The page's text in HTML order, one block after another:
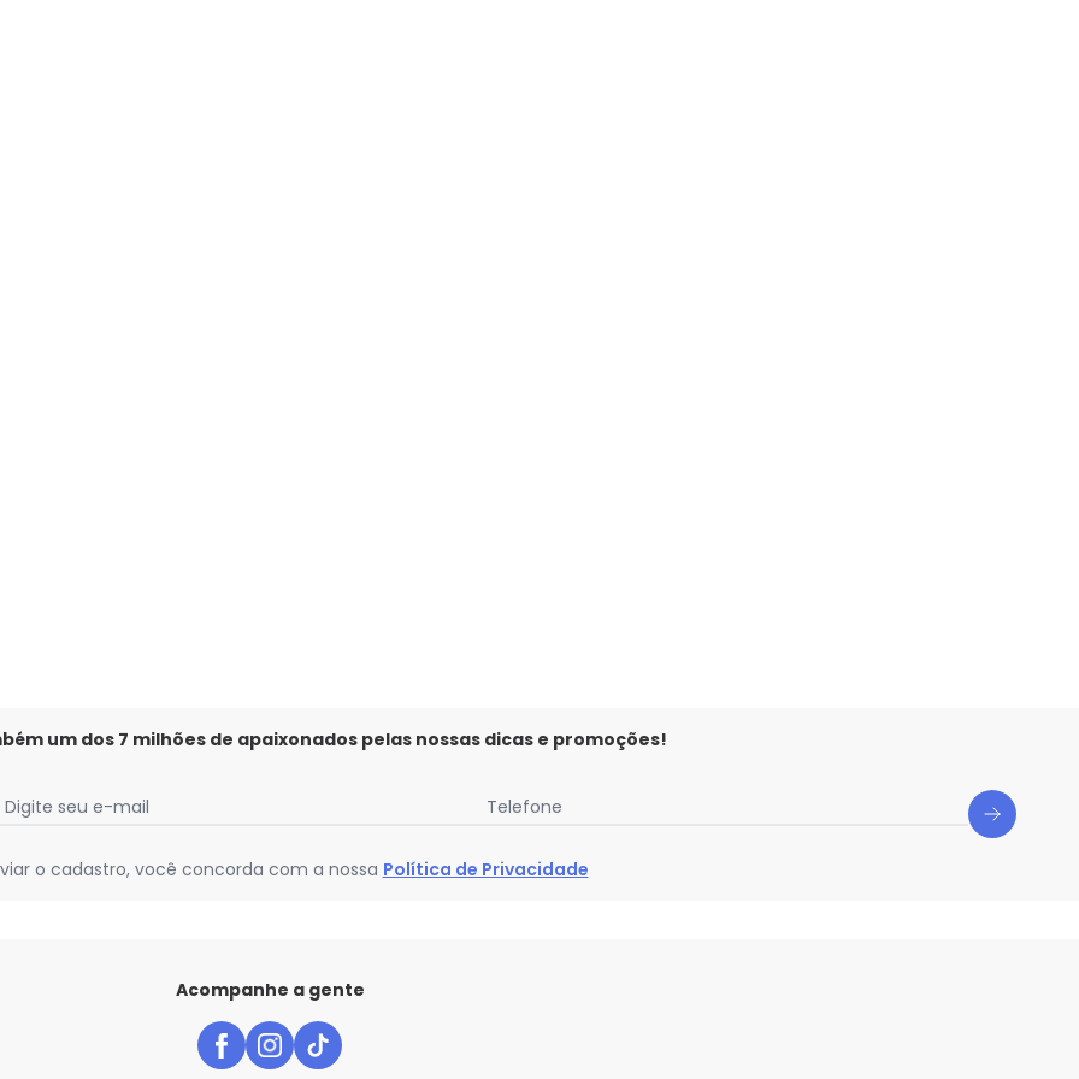
um dos 7 milhões de apaixonados pelas nossas dicas e promoções!
Digite seu e-mail Telefone
o cadastro, você concorda com a nossa Política de Privacidade
Acompanhe a gente